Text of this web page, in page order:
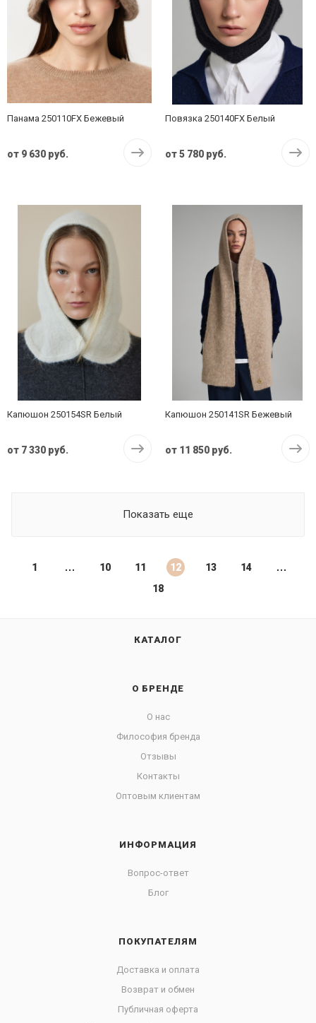
Панама 250110FX Бежевый
от 9 630 руб.
Повязка 250140FX Белый
от5 780 руб.
Капюшон 250154SR Белый
от 7 330 руб.
Капюшон 250141SR Бежевый
от 11 850 руб.
Показать еще
1 10 11 12 13
14
18
КАТАЛОГ
О БРЕНДЕ
О нас
Философия бренда
Отзывы
Контакты
Оптовым клиентам
ИНФОРМАЦИЯ
Вопрос-ответ
Блог
ПОКУПАТЕЛЯМ
Доставка и оплата
Возврат и обмен
Публичная оферта